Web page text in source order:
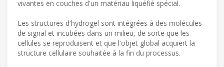
vivantes en couches d'un matériau liquéfié spécial.
Les structures d'hydrogel sont intégrées à des molécules
de signal et incubées dans un milieu, de sorte que les
cellules se reproduisent et que l'objet global acquiert la
structure cellulaire souhaitée à la fin du processus.